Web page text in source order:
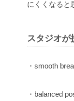
にくくなると
スタジオが
・smooth
・balanced